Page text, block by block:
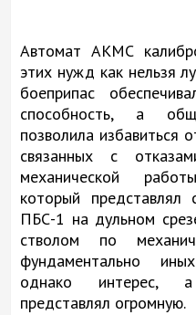
Автомат АКМС
этих нужд как нельзя
боеприпас
способность, а
позволила избавиться
связанных с
механической
который представлял
ПБС-1 на дульном
стволом по
фундаментально
однако интерес, а
представлял огромную.